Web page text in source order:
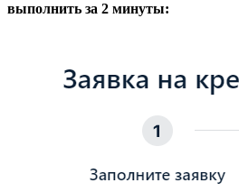
выполнить за 2 минуты: